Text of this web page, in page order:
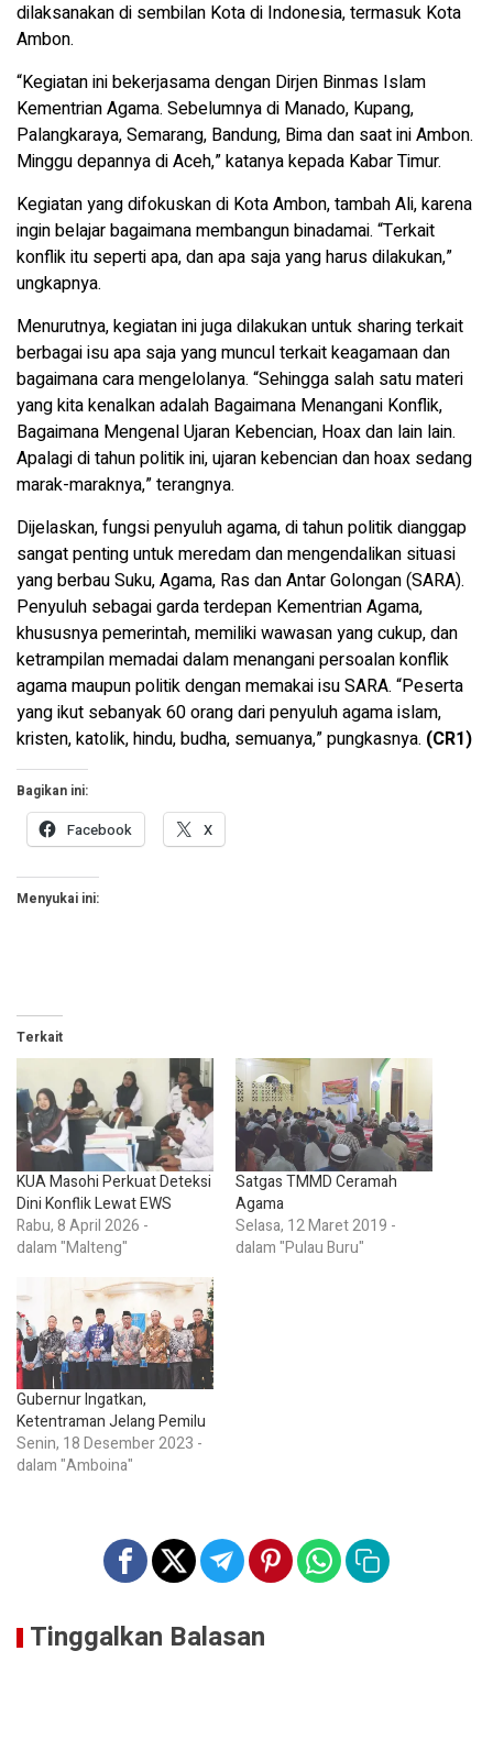
dilaksanakan di sembilan Kota di Indonesia, termasuk Kota
Ambon.
“Kegiatan ini bekerjasama dengan Dirjen Binmas Islam
Kementrian Agama. Sebelumnya di Manado, Kupang,
Palangkaraya, Semarang, Bandung, Bima dan saat ini Ambon.
Minggu depannya di Aceh,” katanya kepada Kabar Timur.
Kegiatan yang difokuskan di Kota Ambon, tambah Ali, karena
ingin belajar bagaimana membangun binadamai. “Terkait
konflik itu seperti apa, dan apa saja yang harus dilakukan,”
ungkapnya.
Menurutnya, kegiatan ini juga dilakukan untuk sharing terkait
berbagai isu apa saja yang muncul terkait keagamaan dan
bagaimana cara mengelolanya. “Sehingga salah satu materi
yang kita kenalkan adalah Bagaimana Menangani Konflik,
Bagaimana Mengenal Ujaran Kebencian, Hoax dan lain lain.
Apalagi di tahun politik ini, ujaran kebencian dan hoax sedang
marak-maraknya,” terangnya.
Dijelaskan, fungsi penyuluh agama, di tahun politik dianggap
sangat penting untuk meredam dan mengendalikan situasi
yang berbau Suku, Agama, Ras dan Antar Golongan (SARA).
Penyuluh sebagai garda terdepan Kementrian Agama,
khususnya pemerintah, memiliki wawasan yang cukup, dan
ketrampilan memadai dalam menangani persoalan konflik
agama maupun politik dengan memakai isu SARA. “Peserta
yang ikut sebanyak 60 orang dari penyuluh agama islam,
kristen, katolik, hindu, budha, semuanya,” pungkasnya. (CR1)
Bagikan ini:
Facebook X
Menyukai ini:
Terkait
KUA Masohi Perkuat Deteksi
Dini Konflik Lewat EWS
Rabu, 8 April 2026 -
dalam "Malteng"
Satgas TMMD Ceramah
Agama
Selasa, 12 Maret 2019 -
dalam "Pulau Buru"
Gubernur Ingatkan,
Ketentraman Jelang Pemilu
Senin, 18 Desember 2023 -
dalam "Amboina"
Tinggalkan Balasan